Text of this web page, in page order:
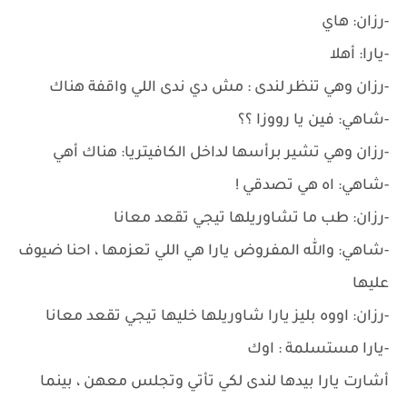
-رزان: هاي
-يارا: أهلا
-رزان وهي تنظر لندى : مش دي ندى اللي واقفة هناك
-شاهي: فين يا رووزا ؟؟
-رزان وهي تشير برأسها لداخل الكافيتريا: هناك أهي
-شاهي: اه هي تصدقي !
-رزان: طب ما تشاوريلها تيجي تقعد معانا
-شاهي: والله المفروض يارا هي اللي تعزمها ، احنا ضيوف
عليها
-رزان: اووه بليز يارا شاوريلها خليها تيجي تقعد معانا
-يارا مستسلمة : اوك
أشارت يارا بيدها لندى لكي تأتي وتجلس معهن ، بينما